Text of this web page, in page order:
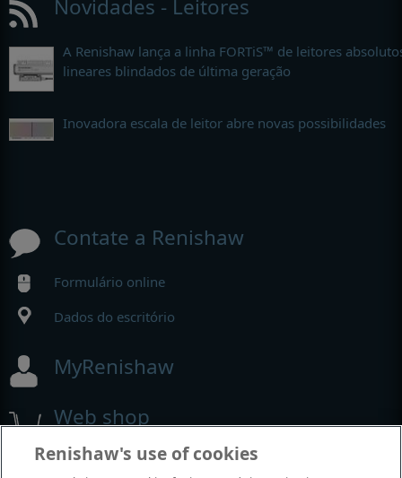
Novidades - Leitores
A Renishaw lança a linha FORTiS™ de leitores
lineares blindados de última geração
Inovadora escala de leitor abre novas possibilidades
Contate a Renishaw
Formulário online
Dados do escritório
MyRenishaw
Web shop
Renishaw's use of cookies